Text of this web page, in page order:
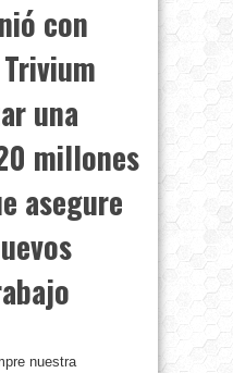
con
una
millones
asegure
nuestra